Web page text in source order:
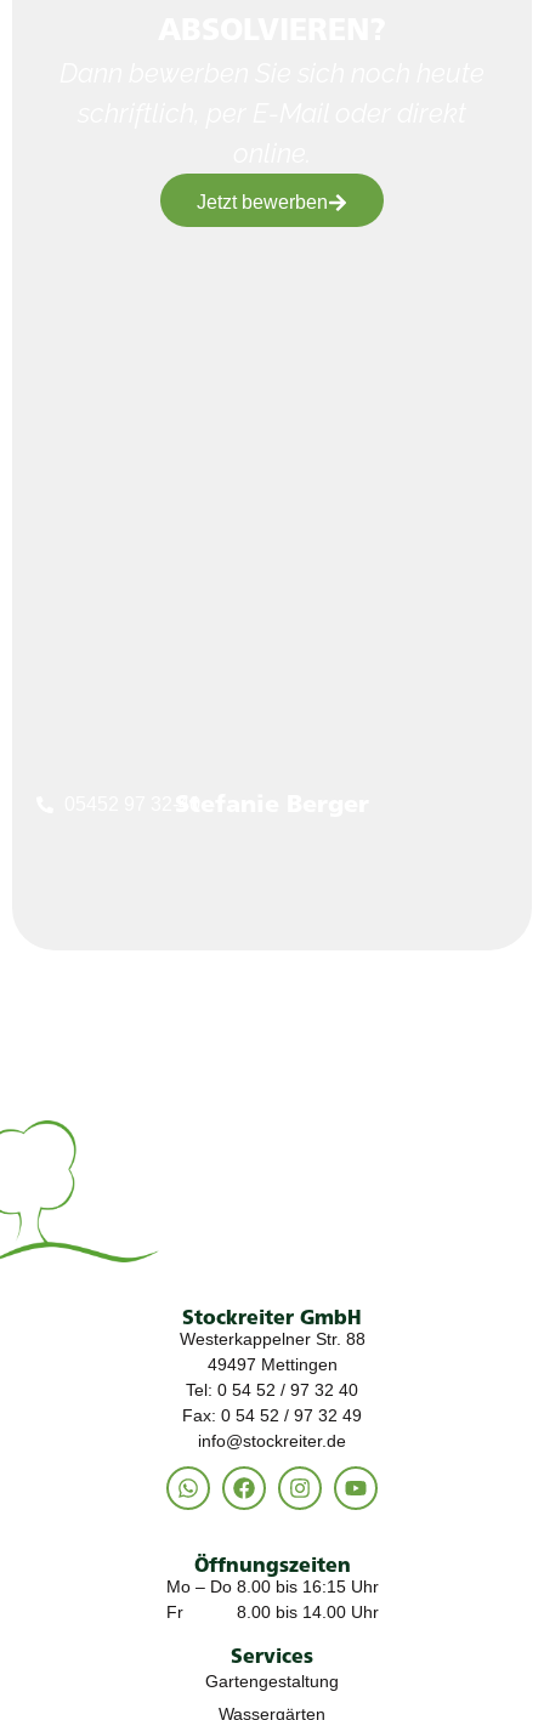
Jetzt bewerben
Stockreiter GmbH
Westerkappelner Str. 88
49497 Mettingen
Tel: 0 54 52 / 97 32 40
Fax: 0 54 52 / 97 32 49
info@stockreiter.de
Öffnungszeiten
Mo – Do 8.00 bis 16:15 Uhr
Fr 8.00 bis 14.00 Uhr
Services
Gartengestaltung
Wassergärten